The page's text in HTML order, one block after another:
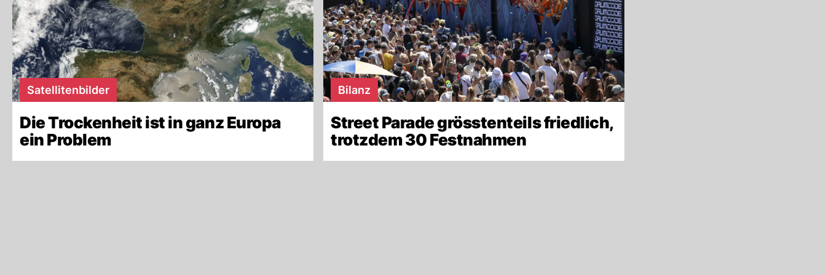
Satellitenbilder
Die Trockenheit ist in ganz Europa
ein Problem
Bilanz
Street Parade grösstenteils friedlich,
trotzdem 30 Festnahmen